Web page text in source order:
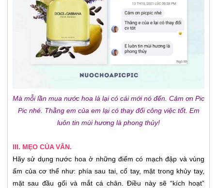
Mà mỗi lần mua nước hoa là lại có cái mới nó đến. Cảm ơn Pic
Pic nhé. Thằng em của em lại có thay đổi công việc tốt. Em
luôn tin mùi hương là phong thủy!
III. MẸO CỦA VÂN.
Hãy sử dụng nước hoa ở những điểm có mạch đập và vùng
ấm của cơ thể như: phía sau tai, cổ tay, mặt trong khủy tay,
mặt sau đầu gối và mắt cá chân. Điều này sẽ “kích hoạt”